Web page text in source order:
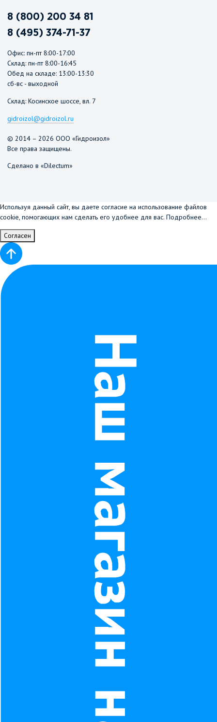
8 (800) 200 34 81
8 (495) 374-71-37
Офис: пн-пт 8:00-17:00
Склад: пн-пт 8:00-16:45
Обед на складе: 13:00-13:30
сб-вс - выходной
Склад: Косинское шоссе, вл. 7
gidroizol@gidroizol.ru
© 2014 – 2026 ООО «Гидроизол»
Все права защищены.
Сделано в «Dilectum»
Используя данный сайт, вы даете согласие на использование файлов
cookie, помогающих нам сделать его удобнее для вас. Подробнее...
Согласен